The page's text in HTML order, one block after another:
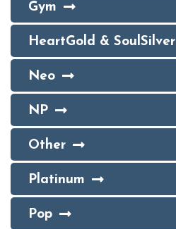
Gym
HeartGold & SoulSilver
Neo
NP
Other
Platinum
Pop